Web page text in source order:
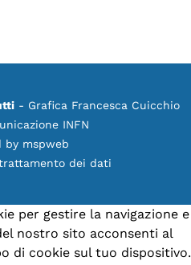
- Grafica Francesca Cuicchio
INFN
by mspweb
dei dati
per gestire la navigazione e
nostro sito acconsenti al
di cookie sul tuo dispositivo.